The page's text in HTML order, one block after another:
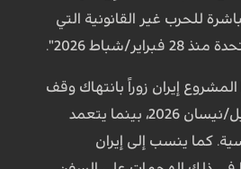
للحرب غير القانونية التي
شباط 2026".
المشروع إيران زوراً بانتهاك وقف
إطلاق النار في 8 أبريل/نيسان 2026، بينما يتعمد
كما ينسب إلى إيران